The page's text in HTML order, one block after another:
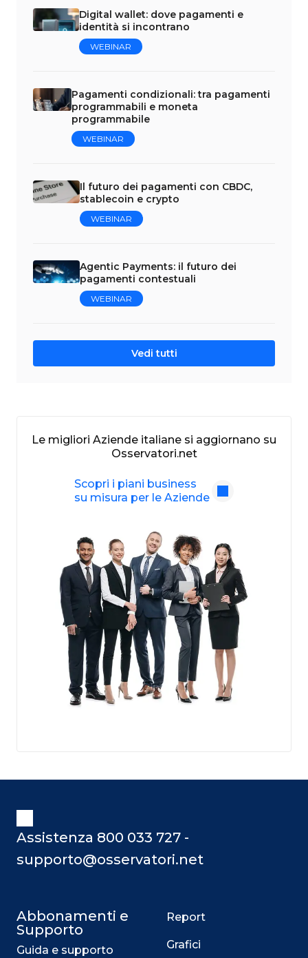
Digital wallet: dove pagamenti e
identità si incontrano
WEBINAR
Pagamenti condizionali: tra pagamenti
programmabili e moneta
programmabile
WEBINAR
Il futuro dei pagamenti con CBDC,
stablecoin e crypto
WEBINAR
Agentic Payments: il futuro dei
pagamenti contestuali
WEBINAR
Vedi tutti
Le migliori Aziende italiane si aggiornano su
Osservatori.net
Scopri i piani business
su misura per le Aziende
Assistenza 800 033 727 -
supporto@osservatori.net
Abbonamenti e
Supporto
Guida e supporto
Report
Grafici